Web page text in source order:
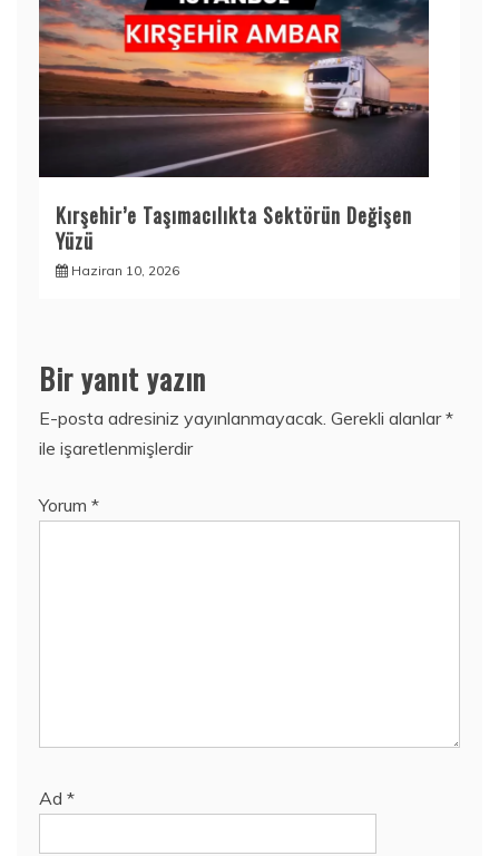
Kırşehir’e Taşımacılıkta Sektörün Değişen
Yüzü
Haziran 10, 2026
Bir yanıt yazın
E-posta adresiniz yayınlanmayacak. Gerekli alanlar*
ile işaretlenmişlerdir
Yorum *
Ad *